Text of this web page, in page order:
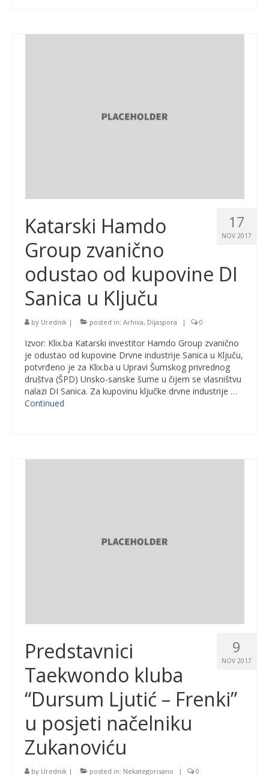
17
NOV 2017
Katarski Hamdo
Group zvanično
odustao od kupovine DI
Sanica u Ključu
by Urednik | posted in: Arhiva, Dijaspora | 0
Izvor: Klix.ba Katarski investitor Hamdo Group zvanično
je odustao od kupovine Drvne industrije Sanica u Ključu,
potvrđeno je za Klix.ba u Upravi Šumskog privrednog
društva (ŠPD) Unsko-sanske šume u čijem se vlasništvu
nalazi DI Sanica. Za kupovinu ključke drvne industrije …
Continued
9
NOV 2017
Predstavnici
Taekwondo kluba
“Dursum Ljutić – Frenki”
u posjeti načelniku
Zukanoviću
by Urednik | posted in: Nekategorisano | 0